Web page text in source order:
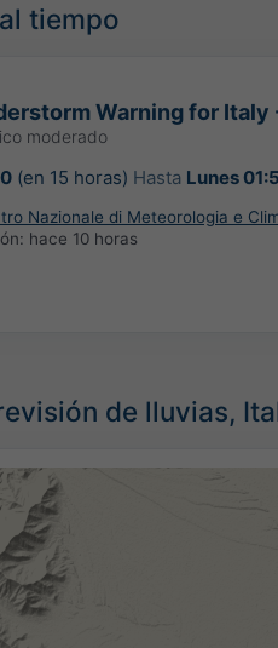
tiempo
Warning for Italy
moderado
(en 15 horas) Hasta Lunes
Nazionale di Meteorologia e
hace 10 horas
de lluvias,